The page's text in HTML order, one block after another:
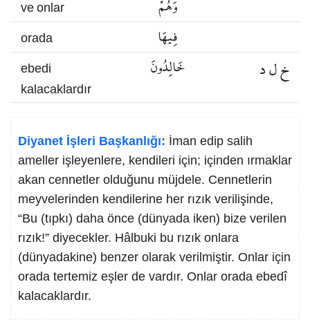
ve onlar وَهُمْ
orada فِيهَا
ebedi
kalacaklardır
خَالِدُونَ خ ل د
Diyanet İşleri Başkanlığı: İman edip salih
ameller işleyenlere, kendileri için; içinden ırmaklar
akan cennetler olduğunu müjdele. Cennetlerin
meyvelerinden kendilerine her rızık verilişinde,
“Bu (tıpkı) daha önce (dünyada iken) bize verilen
rızık!” diyecekler. Hâlbuki bu rızık onlara
(dünyadakine) benzer olarak verilmiştir. Onlar için
orada tertemiz eşler de vardır. Onlar orada ebedî
kalacaklardır.